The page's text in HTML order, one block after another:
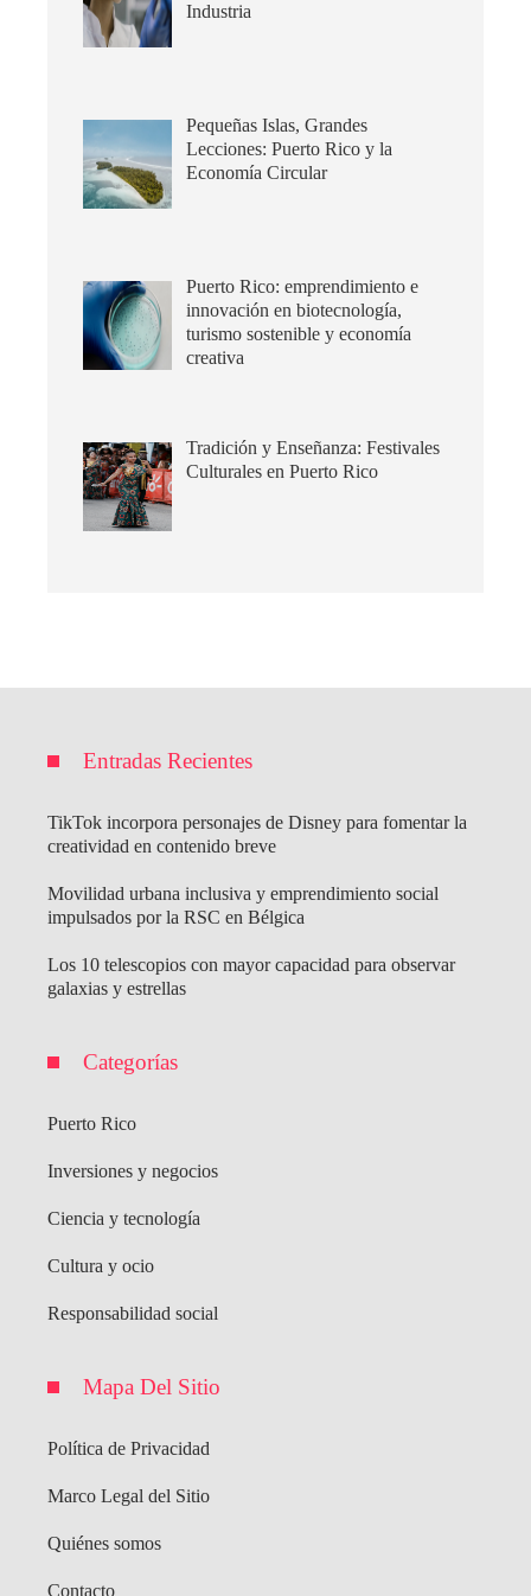
Industria
Pequeñas Islas, Grandes
Lecciones: Puerto Rico y la
Economía Circular
Puerto Rico: emprendimiento e
innovación en biotecnología,
turismo sostenible y economía
creativa
Tradición y Enseñanza: Festivales
Culturales en Puerto Rico
Entradas Recientes
TikTok incorpora personajes de Disney para fomentar la
creatividad en contenido breve
Movilidad urbana inclusiva y emprendimiento social
impulsados por la RSC en Bélgica
Los 10 telescopios con mayor capacidad para observar
galaxias y estrellas
Categorías
Puerto Rico
Inversiones y negocios
Ciencia y tecnología
Cultura y ocio
Responsabilidad social
Mapa Del Sitio
Política de Privacidad
Marco Legal del Sitio
Quiénes somos
Contacto